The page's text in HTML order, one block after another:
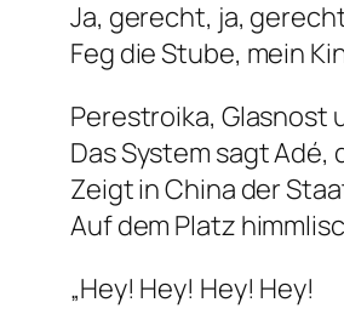
Ja, gerecht, ja,
Feg die Stube, mein
Perestroika, Glasnost
Das System sagt
Zeigt in China der
Auf dem Platz
„Hey! Hey! Hey! Hey!